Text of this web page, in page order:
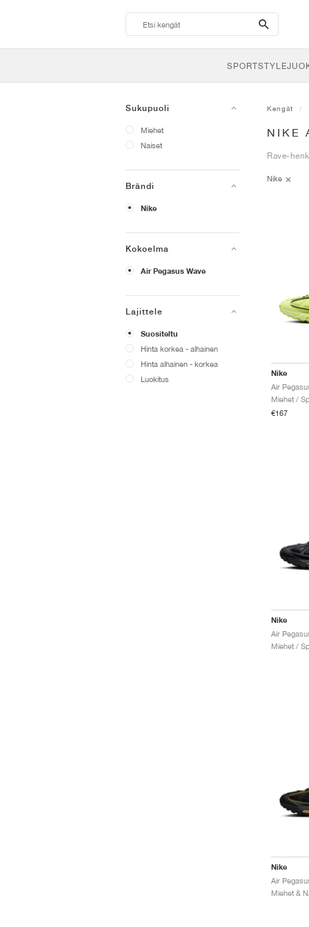
search-
btn
SPORTSTYLE
Sukupuoli
Miehet
Naiset
Brändi
Nike
Kokoelma
Air Pegasus Wave
Lajittele
Suositeltu
Hinta korkea - alhainen
Hinta alhainen - korkea
Luokitus
Kengät
NIKE
Rave-
Nike
Nike
Miehet /
€167
Nike
Miehet /
Nike